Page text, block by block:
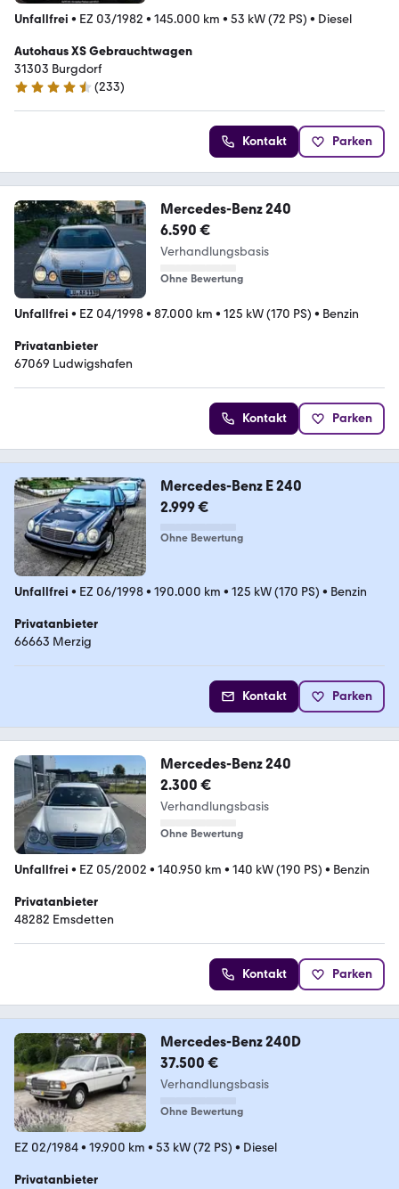
Unfallfrei • EZ 03/1982 • 145.000 km • 53 kW (72 PS) • Diesel
Autohaus XS Gebrauchtwagen
31303 Burgdorf
4.6 Sterne
(233)
Kontakt Parken
Mercedes-Benz 240
6.590 €
Verhandlungsbasis
Ohne Bewertung
Unfallfrei • EZ 04/1998• 87.000 km • 125 kW (170 PS) • Benzin
Privatanbieter
67069 Ludwigshafen
Kontakt Parken
Mercedes-Benz E 240
2.999 €
Ohne Bewertung
Unfallfrei • EZ 06/1998• 190.000 km • 125 kW (170 PS) • Benzin
Privatanbieter
66663 Merzig
Kontakt Parken
Mercedes-Benz 240
2.300 €
Verhandlungsbasis
Ohne Bewertung
Unfallfrei • EZ 05/2002 • 140.950 km • 140 kW (190 PS) • Benzin
Privatanbieter
48282 Emsdetten
Kontakt Parken
Mercedes-Benz 240D
37.500 €
Verhandlungsbasis
Ohne Bewertung
EZ 02/1984• 19.900 km • 53 kW (72 PS) • Diesel
Privatanbieter